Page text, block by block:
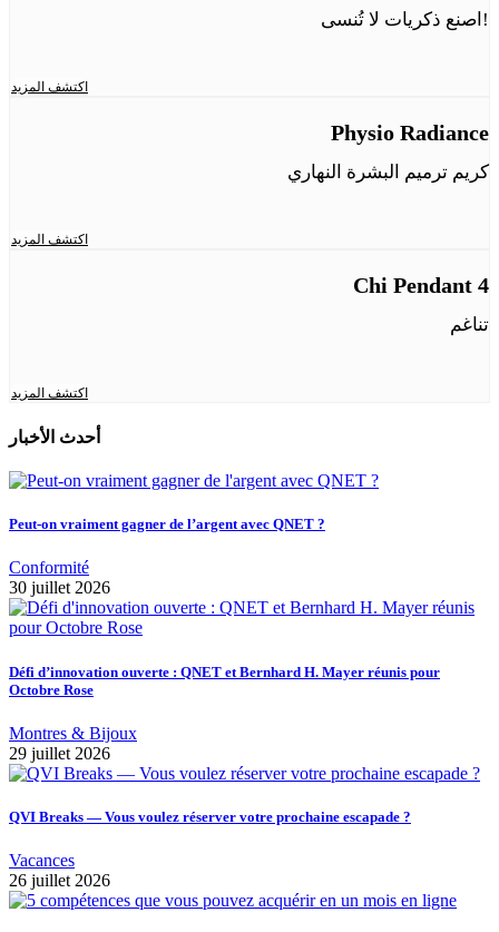
اصنع ذكريات لا تُنسى!
اكتشف المزيد
Physio Radiance
كريم ترميم البشرة النهاري
اكتشف المزيد
Chi Pendant 4
تناغم
اكتشف المزيد
أحدث الأخبار
Peut-on vraiment gagner de l’argent avec QNET ?
Conformité
30 juillet 2026
Défi d’innovation ouverte : QNET et Bernhard H. Mayer réunis pour
Octobre Rose
Montres & Bijoux
29 juillet 2026
QVI Breaks — Vous voulez réserver votre prochaine escapade ?
Vacances
26 juillet 2026